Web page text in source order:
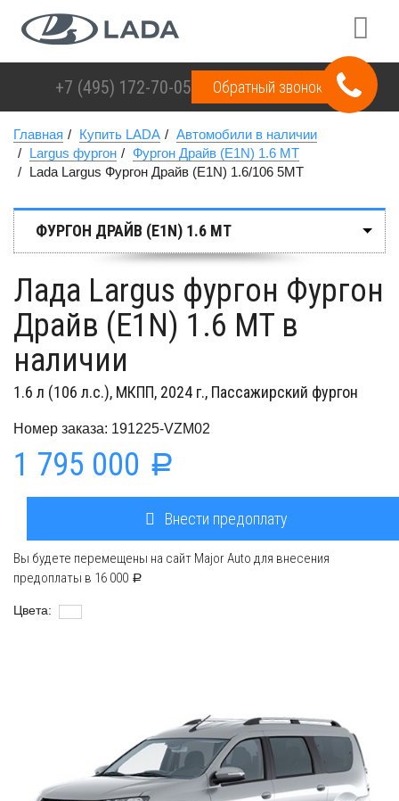
+7 (495) 172-70-05 Обратный звонок
Главная Купить LADA
Автомобили в наличии
Largus фургон
Фургон Драйв (E1N) 1.6 MT
Lada Largus Фургон Драйв (E1N) 1.6/106 5MT
ФУРГОН ДРАЙВ (E1N) 1.6 MT
Лада Largus фургон Фургон
Драйв (E1N) 1.6 MT в
наличии
1.6 л (106 л.с.), МКПП, 2024 г., Пассажирский фургон
Номер заказа: 191225-VZM02
1 795 000 a
Внести предоплату
Вы будете перемещены на сайт Major Auto для внесения
предоплаты в 16 000 a
Цвета: